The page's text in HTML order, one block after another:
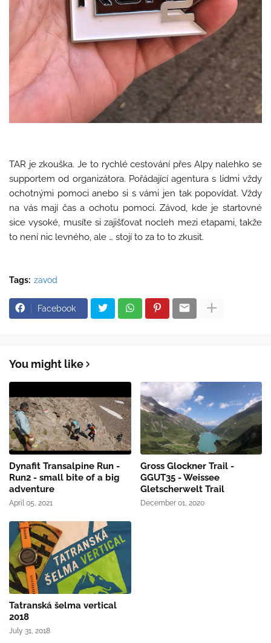
TAR je zkouška. Je to rychlé cestování přes Alpy nalehko se
supportem od organizátora. Pořádající agentura s lidmi vždy
ochotnými pomoci anebo si s vámi jen tak popovídat. Vždy
na vás mají čas a ochotu pomoci. Závod, kde je startovné
sice vysoké, musíte si zajišťovat nocleh mezi etapami, takže
to není nic levného, ale … stojí to za to to zkusit.
Tags: zavod
Facebook
You might like
Dynafit Transalpine Run -
Run2 - small bite of a big
adventure
April 05, 2021
Gross Glockner Trail -
GGUT35 - Weissee
Gletscherwelt Trail
December 01, 2020
Tatranská šelma vertical
2018
July 31, 2018